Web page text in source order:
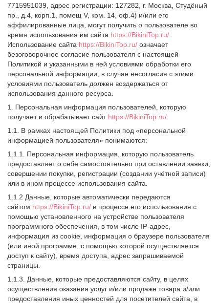
7715951039, адрес регистрации: 127282, г. Москва, Студёный
пр., д.4, корп.1, помещ V, ком. 14, оф.4) и/или его
аффилированные лица, могут получить о пользователе во
время использования им сайта https://BikiniTop.ru/
Использование сайта https://BikiniTop.ru/ означает
безоговорочное согласие пользователя с настоящей
Политикой и указанными в ней условиями обработки его
персональной информации; в случае несогласия с этими
условиями пользователь должен воздержаться от
использования данного ресурса.
1. Персональная информация пользователей, которую
получает и обрабатывает сайт https://BikiniTop.ru/
1.1. В рамках настоящей Политики под «персональной
информацией пользователя» понимаются:
1.1.1. Персональная информация, которую пользователь
предоставляет о себе самостоятельно при оставлении заявки,
совершении покупки, регистрации (создании учётной записи)
или в ином процессе использования сайта.
1.1.2 Данные, которые автоматически передаются
сайтом https://BikiniTop.ru/ в процессе его использования с
помощью установленного на устройстве пользователя
программного обеспечения, в том числе IP-адрес,
информация из cookie, информация о браузере пользователя
(или иной программе, с помощью которой осуществляется
доступ к сайту), время доступа, адрес запрашиваемой
страницы.
1.1.3. Данные, которые предоставляются сайту, в целях
осуществления оказания услуг и/или продаже товара и/или
предоставления иных ценностей для посетителей сайта, в